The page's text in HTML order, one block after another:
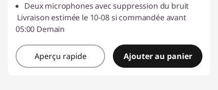
Deux microphones avec suppression du bruit
Livraison estimée le 10-08 si commandée avant
05:00 Demain
Aperçu rapide Ajouter au panier